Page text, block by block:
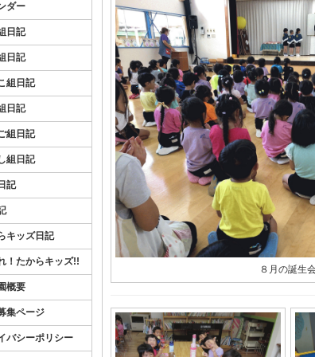
８月の誕生
ダー
日記
日記
組日記
日記
組日記
組日記
記
キッズ日記
！たからキッズ!!
概要
集ページ
バシーポリシー